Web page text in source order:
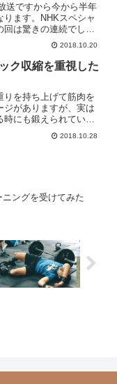
送ですから今から半年
ります。NHKスペシャ
回は驚きの連続でし
選手が軽い転倒で大腿
すが、その自転車選手
ほどに低下しているこ
から番組は始まりま
選手が骨粗鬆症になっ
きな謎が提示されま
2018.10.20
ク収縮を重視した
りを持ち上げて筋肉を
ジがありますが、実は
時にも鍛えられている
コンセントリック収縮
ック収縮の方が筋肥大
2018.10.28
ニングを受けてみた